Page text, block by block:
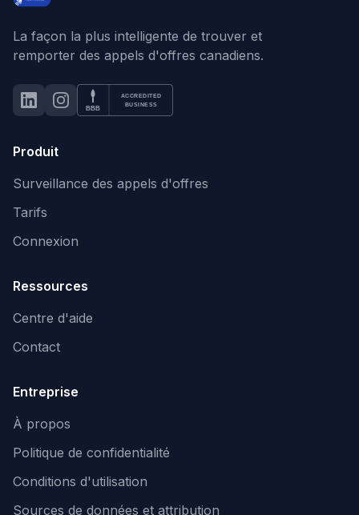
La façon la plus intelligente de trouver et
remporter des appels d'offres canadiens.
LinkedInInstagram
BBB Accredited Business
BBB
ACCREDITED
BUSINESS
Produit
Surveillance des appels d'offres
Tarifs
Connexion
Ressources
Centre d'aide
Contact
Entreprise
À propos
Politique de confidentialité
Conditions d'utilisation
Sources de données et attribution